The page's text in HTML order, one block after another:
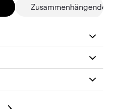
Zusammenhängende